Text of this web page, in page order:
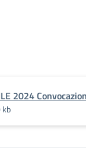
2024
kb